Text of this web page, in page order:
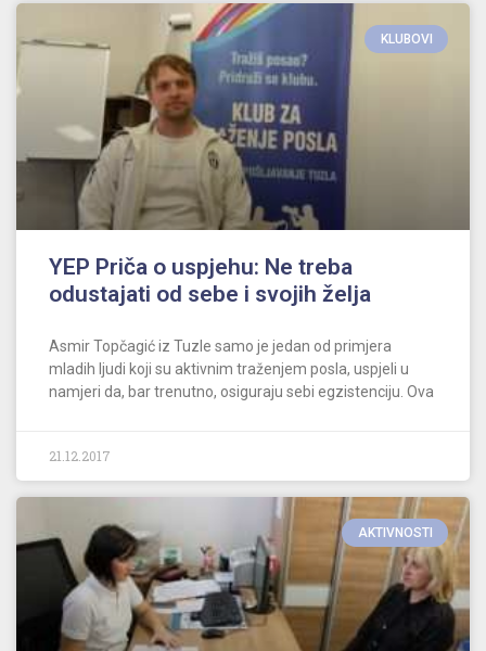
KLUBOVI
YEP Priča o uspjehu: Ne treba
odustajati od sebe i svojih želja
Asmir Topčagić iz Tuzle samo je jedan od primjera
mladih ljudi koji su aktivnim traženjem posla, uspjeli u
namjeri da, bar trenutno, osiguraju sebi egzistenciju. Ova
21.12.2017
AKTIVNOSTI